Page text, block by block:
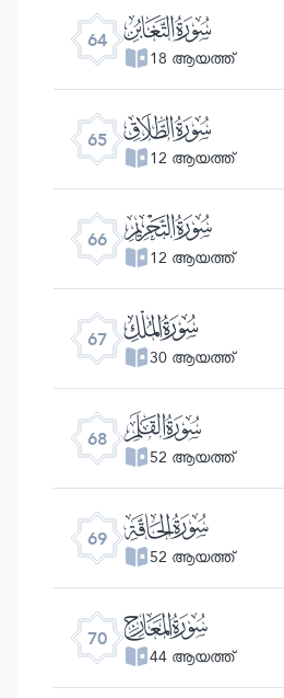
64 ﯭ
18 ആയത്ത്
65 ﯮ
12 ആയത്ത്
66 ﯯ
12 ആയത്ത്
67 ﯰ
30 ആയത്ത്
68 ﯱ
52 ആയത്ത്
69 ﯲ
52 ആയത്ത്
70 ﯳ
44 ആയത്ത്